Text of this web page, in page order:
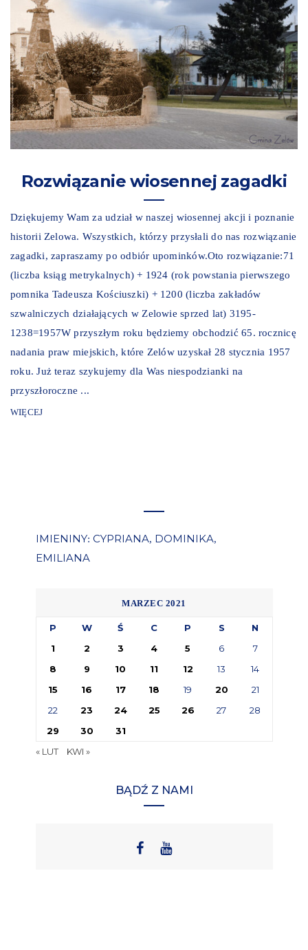
Rozwiązanie wiosennej zagadki
Dziękujemy Wam za udział w naszej wiosennej akcji i poznanie
historii Zelowa. Wszystkich, którzy przysłali do nas rozwiązanie
zagadki, zapraszamy po odbiór upominków.Oto rozwiązanie:71
(liczba ksiąg metrykalnych) + 1924 (rok powstania pierwszego
pomnika Tadeusza Kościuszki) + 1200 (liczba zakładów
szwalniczych działających w Zelowie sprzed lat) 3195-
1238=1957W przyszłym roku będziemy obchodzić 65. rocznicę
nadania praw miejskich, które Zelów uzyskał 28 stycznia 1957
roku. Już teraz szykujemy dla Was niespodzianki na
przyszłoroczne ...
WIĘCEJ
IMIENINY: CYPRIANA, DOMINIKA,
EMILIANA
MARZEC 2021
P W Ś C P S
N
1
2 3 4 5 6
7
8
9 10 11 12 13
14
15
16 17 18 19 20
21
22
23 24 25 26 27
28
29
30
31
« LUT
KWI »
BĄDŹ Z NAMI